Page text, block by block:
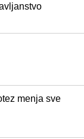
menja sve